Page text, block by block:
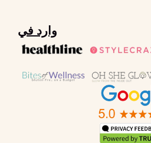
وارد في